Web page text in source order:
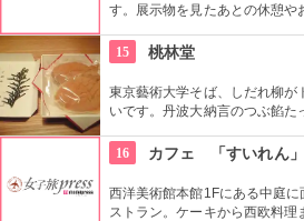
す。展示物を見たあとの休憩や
が出ることもありますので、何
15 桃林堂
東京藝術大学そば、しだれ柳が
いです。丹波大納言のつぶ餡た
ます。お抹茶をいただきながら
16 カフェ 「すいれん」
西洋美術館本館1Fにある中庭
ストラン。ケーキから西欧料理